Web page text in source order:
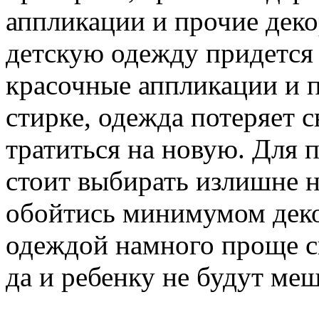
аппликации и прочие
детскую одежду
красочные аппликации и
стирке, одежда потеряет
тратиться на новую. Для
стоит выбирать излишне
обойтись минимумом
одеждой намного проще
да и ребенку не будут